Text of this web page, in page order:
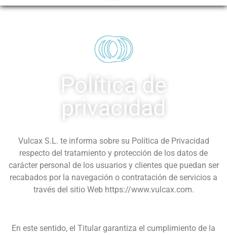
Política de
privacidad
Vulcax S.L. te informa sobre su Política de Privacidad
respecto del tratamiento y protección de los datos de
carácter personal de los usuarios y clientes que puedan ser
recabados por la navegación o contratación de servicios a
través del sitio Web https://www.vulcax.com.
En este sentido, el Titular garantiza el cumplimiento de la